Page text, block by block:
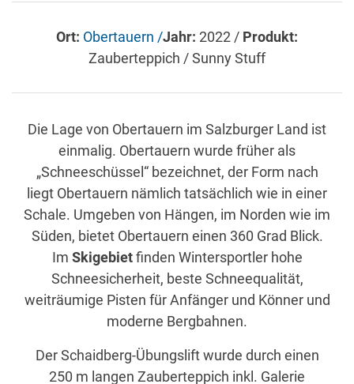
Ort: Obertauern /Jahr: 2022 / Produkt:
Zauberteppich / Sunny Stuff
Die Lage von Obertauern im Salzburger Land ist
einmalig. Obertauern wurde früher als
„Schneeschüssel“ bezeichnet, der Form nach
liegt Obertauern nämlich tatsächlich wie in einer
Schale. Umgeben von Hängen, im Norden wie im
Süden, bietet Obertauern einen 360 Grad Blick.
Im Skigebietfinden Wintersportler hohe
Schneesicherheit, beste Schneequalität,
weiträumige Pisten für Anfänger und Könner und
moderne Bergbahnen.
Der Schaidberg-Übungslift wurde durch einen
250 m langen Zauberteppich inkl. Galerie